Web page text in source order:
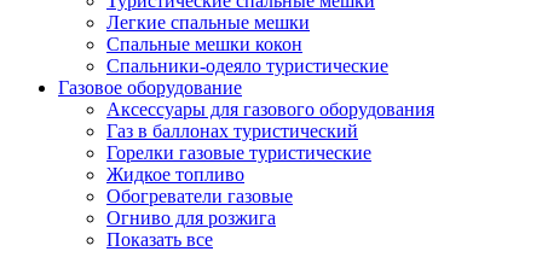
Легкие спальные мешки
Спальные мешки кокон
Спальники-одеяло туристические
Газовое оборудование
Аксессуары для газового оборудования
Газ в баллонах туристический
Горелки газовые туристические
Жидкое топливо
Обогреватели газовые
Огниво для розжига
Показать все